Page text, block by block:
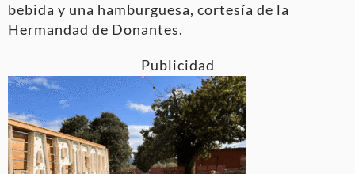
bebida y una hamburguesa, cortesía de la
Hermandad de Donantes.
Publicidad